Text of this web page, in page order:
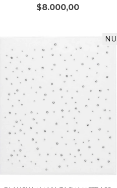
$8.000,00